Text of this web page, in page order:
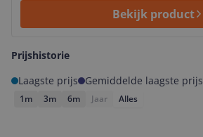
Bekijk product
Prijshistorie
Laagste prijs
Gemiddelde laagste prijs
1m 3m 6m Jaar Alles